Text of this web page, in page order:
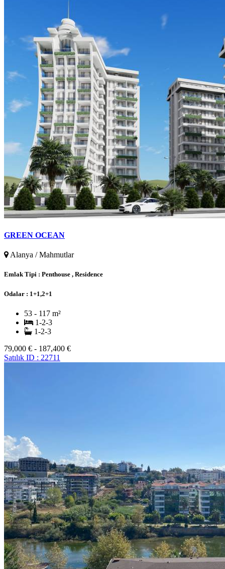
GREEN OCEAN
Alanya / Mahmutlar
Emlak Tipi : Penthouse , Residence
Odalar : 1+1,2+1
53 - 117 m²
1-2-3
1-2-3
79,000 € - 187,400 €
Satılık ID : 22711